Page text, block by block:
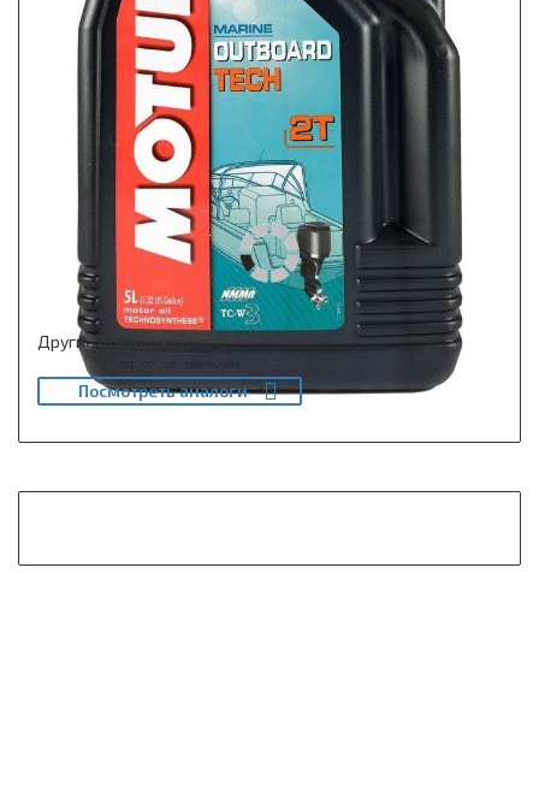
Другие предложения
Посмотреть аналоги